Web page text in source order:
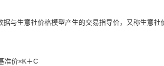
据与生意社价格模型产生的交易指导价，又称生意
准价×K＋C